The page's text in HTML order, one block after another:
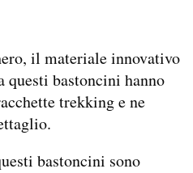
il materiale innovativo
questi bastoncini hanno
trekking e ne
bastoncini sono